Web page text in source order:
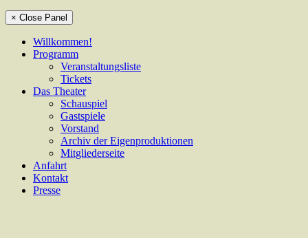
× Close Panel
Willkommen!
Programm
Veranstaltungsliste
Tickets
Das Theater
Schauspiel
Gastspiele
Vorstand
Archiv der Eigenproduktionen
Mitgliederseite
Anfahrt
Kontakt
Presse